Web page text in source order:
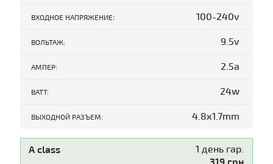
ВХОДНОЕ НАПРЯЖЕНИЕ: 100-240v
ВОЛЬТАЖ: 9.5v
АМПЕР: 2.5a
ВАТТ: 24w
ВЫХОДНОЙ РАЗЪЕМ: 4.8x1.7mm
A class 1 день гар.
319 грн